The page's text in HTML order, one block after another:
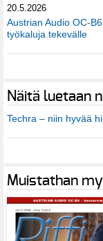
20.5.2026
Austrian Audio OC-
työkaluja tekevälle
Näitä luetaan
Techra – niin hyvää
Muistathan